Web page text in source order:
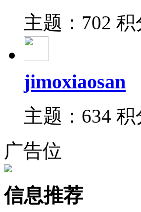
主题：702 积
jimoxiaosan
主题：634 积
广告位
信息推荐